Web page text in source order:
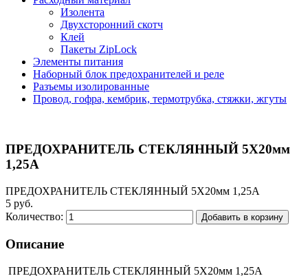
Изолента
Двухсторонний скотч
Клей
Пакеты ZipLock
Элементы питания
Наборный блок предохранителей и реле
Разъемы изолированные
Провод, гофра, кембрик, термотрубка, стяжки, жгуты
ПРЕДОХРАНИТЕЛЬ СТЕКЛЯННЫЙ 5Х20мм
1,25А
ПРЕДОХРАНИТЕЛЬ СТЕКЛЯННЫЙ 5Х20мм 1,25А
5 руб.
Количество:
Добавить в корзину
Описание
ПРЕДОХРАНИТЕЛЬ СТЕКЛЯННЫЙ 5Х20мм 1,25А